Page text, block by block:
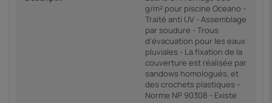
g/m² pour piscine Oceano -
Traité anti UV - Assemblage
par soudure - Trous
d'évacuation pour les eaux
pluviales - La fixation de la
couverture est réalisée par
sandows homologués, et
des crochets plastiques -
Norme NP 90308 - Existe